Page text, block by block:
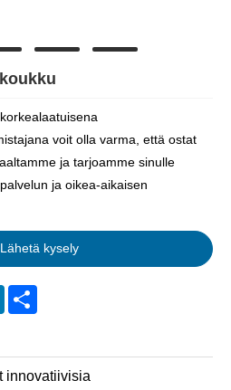
voit olla varma, että ostat
ja tarjoamme sinulle
ja oikea-aikaisen
Lähetä kysely
LinkedIn
innovatiivisia